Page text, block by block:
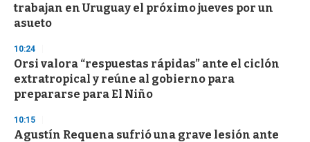
trabajan en Uruguay el próximo jueves por un
asueto
10:24
Orsi valora “respuestas rápidas” ante el ciclón
extratropical y reúne al gobierno para
prepararse para El Niño
10:15
Agustín Requena sufrió una grave lesión ante